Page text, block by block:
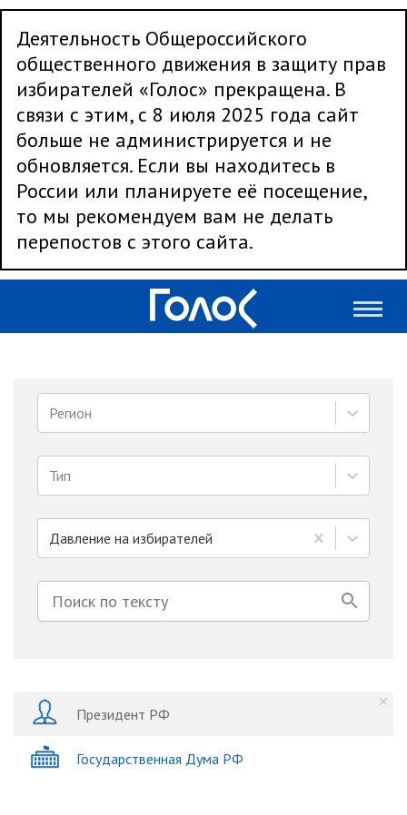
Деятельность Общероссийского
общественного движения в защиту прав
избирателей «Голос» прекращена. В
связи с этим, с 8 июля 2025 года сайт
больше не администрируется и не
обновляется. Если вы находитесь в
России или планируете её посещение,
то мы рекомендуем вам не делать
перепостов с этого сайта.
Регион
Тип
Давление на избирателей
Президент РФ
Государственная Дума РФ